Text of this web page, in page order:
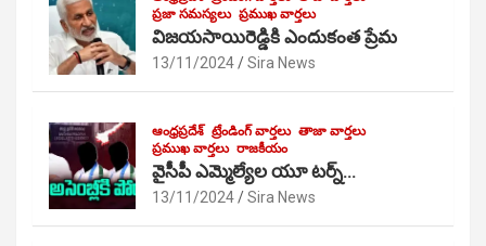
ప్రజా సమస్యలు ప్రముఖ వార్తలు
విజయసాయిరెడ్డికి ఎందుకంత ప్రేమ
13/11/2024 Sira News
ఆంధ్రప్రదేశ్ ట్రేండింగ్ వార్తలు తాజా వార్తలు
ప్రముఖ వార్తలు రాజకీయం
వైసీపీ ఎమ్మెల్యేల యూ టర్న్…
13/11/2024 Sira News